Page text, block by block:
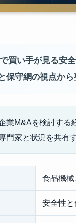
買い手が見る安
保守網の視点から
業M&Aを検討す
門家と状況を共有
食品機械
安全性と